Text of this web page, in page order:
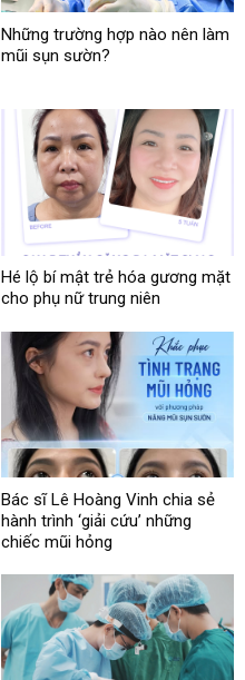
Những trường hợp nào nên làm
mũi sụn sườn?
Hé lộ bí mật trẻ hóa gương mặt
cho phụ nữ trung niên
Bác sĩ Lê Hoàng Vinh chia sẻ
hành trình ‘giải cứu’ những
chiếc mũi hỏng